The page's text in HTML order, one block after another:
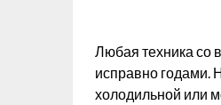
Любая техника со
исправно годами.
холодильной или